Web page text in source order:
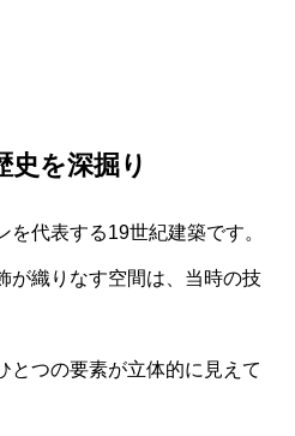
史を深掘り
代表する19世紀建築です。
が織りなす空間は、当時の技
とつの要素が立体的に見えて